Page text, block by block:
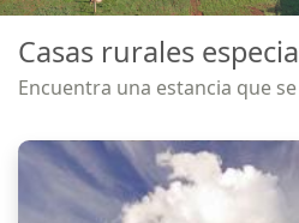
Casas rurales
Encuentra una estancia que